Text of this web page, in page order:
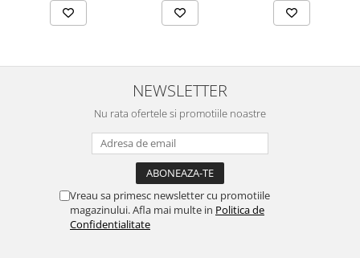
NEWSLETTER
Nu rata ofertele si promotiile noastre
Vreau sa primesc newsletter cu promotiile
magazinului. Afla mai multe in Politica de
Confidentialitate